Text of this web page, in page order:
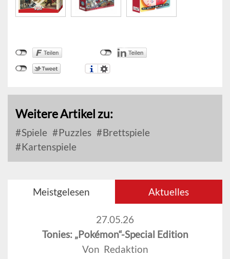
Weitere Artikel zu:
Spiele Puzzles
Brettspiele
Kartenspiele
Meistgelesen Aktuelles
27.05.26
Tonies: „Pokémon“-Special Edition
Von Redaktion